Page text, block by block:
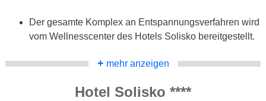
Der gesamte Komplex an Entspannungsverfahren wird
vom Wellnesscenter des Hotels Solisko bereitgestellt.
+ mehr anzeigen
Hotel Solisko ****